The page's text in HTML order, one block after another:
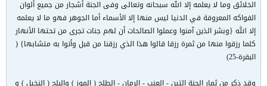
الخلائق وما لا يعلمه إلا الله سبحانه وتعالى وفى الجنة أشجار من جميع ألوان
الفواكه المعروفة في الدنيا ليس منها إلا الأسماء أما الجوهر فهو ما لا يعلمه
إلا الله {وبشر الذين آمنوا وعملوا الصالحات أن لهم جنات تجرى من تحتها الأنهار
كلما رزقوا منها من ثمرة رزقا قالوا هذا الذي رزقنا من قبل وأتوا به متشابها} (
البقرة-25)
وقد ذكر من ثمار الجنة التين - العنب - الرمان - الطلح ( الموز ) والبلح ( النخيل ) و